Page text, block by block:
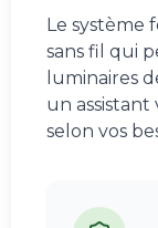
Le système
sans fil qui
luminaires
un assistant
selon vos